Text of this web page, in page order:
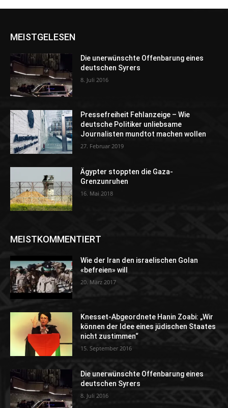
MEISTGELESEN
Die unerwünschte Offenbarung eines
deutschen Syrers
8. Juli 2016
Pressefreiheit Fehlanzeige – Wie
deutsche Politiker unliebsame
Journalisten mundtot machen wollen
27. Februar 2019
Ägypter stoppten die Gaza-
Grenzunruhen
16. Mai 2018
MEISTKOMMENTIERT
Wie der Iran den israelischen Golan
«befreien» will
20. März 2017
Knesset-Abgeordnete Hanin Zoabi: „Wir
können der Idee eines jüdischen Staates
nicht zustimmen“
15. September 2016
Die unerwünschte Offenbarung eines
deutschen Syrers
8. Juli 2016